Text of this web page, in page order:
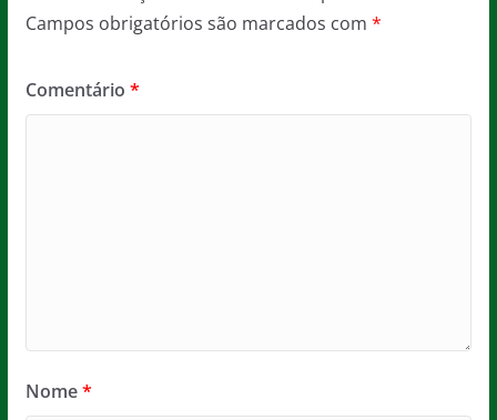
Campos obrigatórios são marcados com *
Comentário *
Nome*